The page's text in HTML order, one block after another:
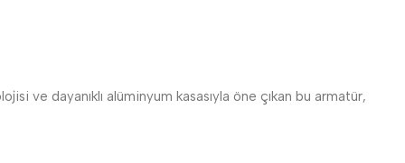
ve dayanıklı alüminyum kasasıyla öne çıkan bu armatür,